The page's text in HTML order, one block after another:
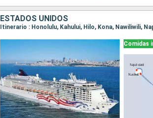
ESTADOS UNIDOS
Itinerario : Honolulu, Kahului, Hilo, Kona, Nawiliwili,
Comidas